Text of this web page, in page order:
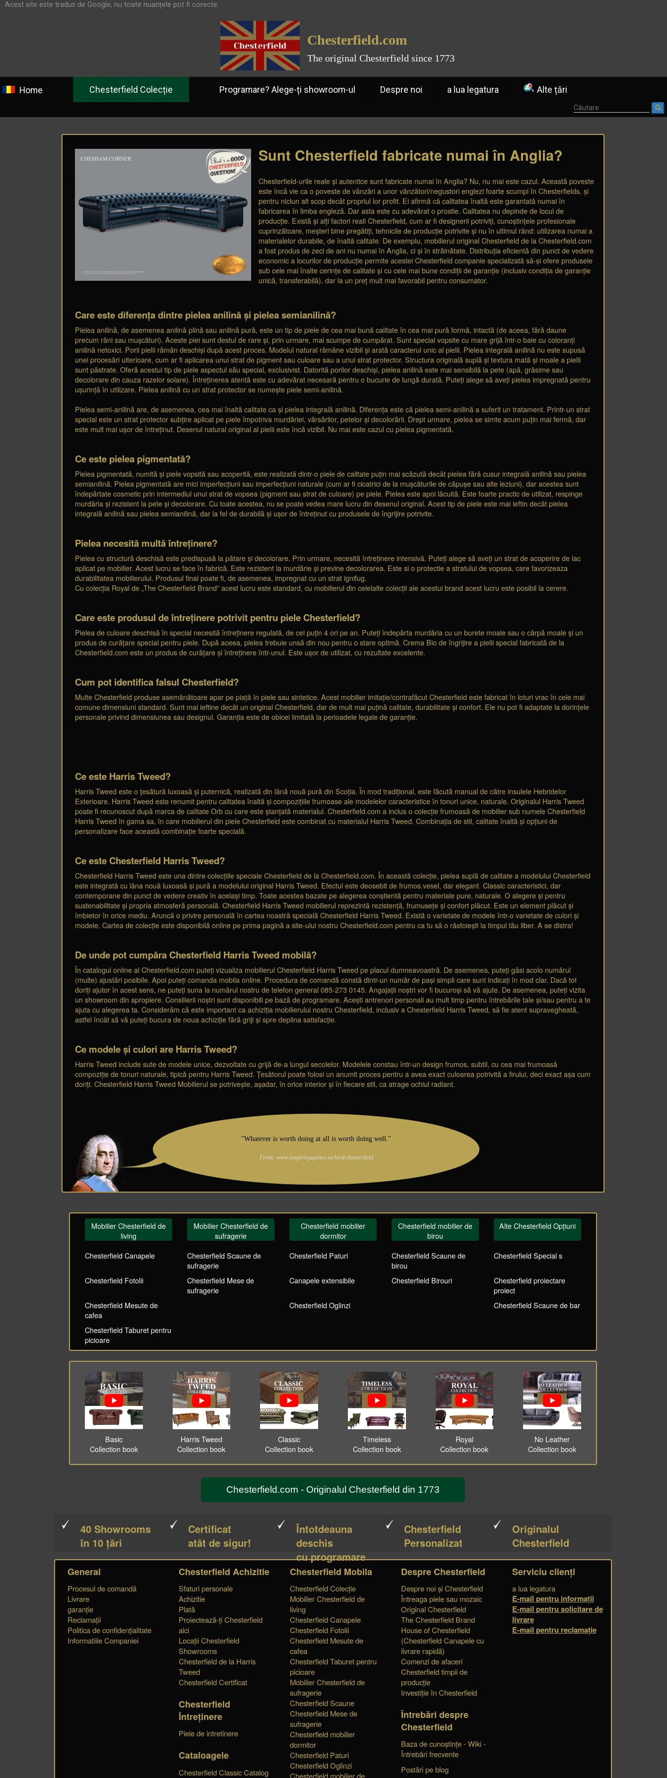
Acest site este tradus de Google, nu toate nuanțele pot fi corecte.
Chesterfield.com
The original Chesterfield since 1773
Home Chesterfield Colecție Programare? Alege-ți showroom-ul Despre noi a lua legatura Alte țări
Sunt Chesterfield fabricate numai în Anglia?
Chesterfield-urile reale și autentice sunt fabricate numai în Anglia? Nu, nu mai este cazul. Această poveste
este încă vie ca o poveste de vânzări a unor vânzători/negustori englezi foarte scumpi în Chesterfields, și
pentru niciun alt scop decât propriul lor profit. Ei afirmă că calitatea înaltă este garantată numai în
fabricarea în limba engleză. Dar asta este cu adevărat o prostie. Calitatea nu depinde de locul de
producție. Există și alți factori reali Chesterfield, cum ar fi designerii potriviți, cunoștințele profesionale
cuprinzătoare, meșteri bine pregătiți, tehnicile de producție potrivite și nu în ultimul rând: utilizarea numai a
materialelor durabile, de înaltă calitate. De exemplu, mobilierul original Chesterfield de la Chesterfield.com
a fost produs de zeci de ani nu numai în Anglia, ci și în străinătate. Distribuția eficientă din punct de vedere
economic a locurilor de producție permite acestei Chesterfield companie specializată să-și ofere produsele
sub cele mai înalte cerințe de calitate și cu cele mai bune condiții de garanție (inclusiv condiția de garanție
unică, transferabilă), dar la un preț mult mai favorabil pentru consumator.
Care este diferența dintre pielea anilină și pielea semianilină?
Pielea anilină, de asemenea anilină plină sau anilină pură, este un tip de piele de cea mai bună calitate în cea mai pură formă, intactă (de aceea, fără daune
precum răni sau mușcături). Aceste piei sunt destul de rare și, prin urmare, mai scumpe de cumpărat. Sunt special vopsite cu mare grijă într-o baie cu coloranți
anilină netoxici. Porii pielii rămân deschiși după acest proces. Modelul natural rămâne vizibil și arată caracterul unic al pielii. Pielea integrală anilină nu este supusă
unei procesări ulterioare, cum ar fi aplicarea unui strat de pigment sau culoare sau a unui strat protector. Structura originală suplă și textura mată și moale a pielii
sunt păstrate. Oferă acestui tip de piele aspectul său special, exclusivist. Datorită porilor deschiși, pielea anilină este mai sensibilă la pete (apă, grăsime sau
decolorare din cauza razelor solare). Întreținerea atentă este cu adevărat necesară pentru o bucurie de lungă durată. Puteți alege să aveți pielea impregnată pentru
ușurință în utilizare. Pielea anilină cu un strat protector se numește piele semi-anilină.
Pielea semi-anilină are, de asemenea, cea mai înaltă calitate ca și pielea integrală anilină. Diferența este că pielea semi-anilină a suferit un tratament. Printr-un strat
special este un strat protector subțire aplicat pe piele împotriva murdăriei, vărsărilor, petelor și decolorării. Drept urmare, pielea se simte acum puțin mai fermă, dar
este mult mai ușor de întreținut. Desenul natural original al pielii este încă vizibil. Nu mai este cazul cu pielea pigmentată.
Ce este pielea pigmentată?
Pielea pigmentată, numită și piele vopsită sau acoperită, este realizată dintr-o piele de calitate puțin mai scăzută decât pielea fără cusur integrală anilină sau pielea
semianilină. Pielea pigmentată are mici imperfecțiuni sau imperfecțiuni naturale (cum ar fi cicatrici de la mușcăturile de căpușe sau alte leziuni), dar acestea sunt
îndepărtate cosmetic prin intermediul unui strat de vopsea (pigment sau strat de culoare) pe piele. Pielea este apoi lăcuită. Este foarte practic de utilizat, respinge
murdăria și rezistent la pete și decolorare. Cu toate acestea, nu se poate vedea mare lucru din desenul original. Acest tip de piele este mai ieftin decât pielea
integrală anilină sau pielea semianilină, dar la fel de durabilă și ușor de întreținut cu produsele de îngrijire potrivite.
Pielea necesită multă întreținere?
Pielea cu structură deschisă este predispusă la pătare și decolorare. Prin urmare, necesită întreținere intensivă. Puteți alege să aveți un strat de acoperire de lac
aplicat pe mobilier. Acest lucru se face în fabrică. Este rezistent la murdărie și previne decolorarea. Este si o protectie a stratului de vopsea, care favorizeaza
durabilitatea mobilierului. Produsul final poate fi, de asemenea, impregnat cu un strat ignifug.
Cu colecția Royal de „The Chesterfield Brand” acest lucru este standard, cu mobilierul din celelalte colecții ale acestui brand acest lucru este posibil la cerere.
Care este produsul de întreținere potrivit pentru piele Chesterfield?
Pielea de culoare deschisă în special necesită întreținere regulată, de cel puțin 4 ori pe an. Puteți îndepărta murdăria cu un burete moale sau o cârpă moale și un
produs de curățare special pentru piele. După aceea, pielea trebuie unsă din nou pentru o stare optimă. Crema Bio de îngrijire a pielii special fabricată de la
Chesterfield.com este un produs de curățare și întreținere într-unul. Este ușor de utilizat, cu rezultate excelente.
Cum pot identifica falsul Chesterfield?
Multe Chesterfield produse asemănătoare apar pe piață în piele sau sintetice. Acest mobilier imitație/contrafăcut Chesterfield este fabricat în loturi vrac în cele mai
comune dimensiuni standard. Sunt mai ieftine decât un original Chesterfield, dar de mult mai puțină calitate, durabilitate și confort. Ele nu pot fi adaptate la dorințele
personale privind dimensiunea sau designul. Garanția este de obicei limitată la perioadele legale de garanție.
Ce este Harris Tweed?
Harris Tweed este o țesătură luxoasă și puternică, realizată din lână nouă pură din Scoția. În mod tradițional, este făcută manual de către insulele Hebridelor
Exterioare. Harris Tweed este renumit pentru calitatea înaltă și compozițiile frumoase ale modelelor caracteristice în tonuri unice, naturale. Originalul Harris Tweed
poate fi recunoscut după marca de calitate Orb cu care este ștanțată materialul. Chesterfield.com a inclus o colecție frumoasă de mobilier sub numele Chesterfield
Harris Tweed în gama sa, în care mobilierul din piele Chesterfield este combinat cu materialul Harris Tweed. Combinația de stil, calitate înaltă și opțiuni de
personalizare face această combinație foarte specială.
Ce este Chesterfield Harris Tweed?
Chesterfield Harris Tweed este una dintre colecțiile speciale Chesterfield de la Chesterfield.com. În această colecție, pielea suplă de calitate a modelului Chesterfield
este integrată cu lâna nouă luxoasă și pură a modelului original Harris Tweed. Efectul este deosebit de frumos.vesel, dar elegant. Classic caracteristici, dar
contemporane din punct de vedere creativ în același timp. Toate acestea bazate pe alegerea conștientă pentru materiale pure, naturale. O alegere și pentru
sustenabilitate și propria atmosferă personală. Chesterfield Harris Tweed mobilierul reprezintă rezistență, frumusețe și confort plăcut. Este un element plăcut și
îmbietor în orice mediu. Aruncă o privire personală în cartea noastră specială Chesterfield Harris Tweed. Există o varietate de modele într-o varietate de culori și
modele. Cartea de colecție este disponibilă online pe prima pagină a site-ului nostru Chesterfield.com pentru ca tu să o răsfoiești la timpul tău liber. A se distra!
De unde pot cumpăra Chesterfield Harris Tweed mobilă?
În catalogul online al Chesterfield.com puteți vizualiza mobilierul Chesterfield Harris Tweed pe placul dumneavoastră. De asemenea, puteți găsi acolo numărul
(multe) ajustări posibile. Apoi puteți comanda mobila online. Procedura de comandă constă dintr-un număr de pași simpli care sunt indicați în mod clar. Dacă tot
doriți ajutor în acest sens, ne puteți suna la numărul nostru de telefon general 085-273 0145. Angajații noștri vor fi bucuroși să vă ajute. De asemenea, puteți vizita
un showroom din apropiere. Consilierii noștri sunt disponibili pe bază de programare. Acești antrenori personali au mult timp pentru întrebările tale și/sau pentru a te
ajuta cu alegerea ta. Considerăm că este important ca achiziția mobilierului nostru Chesterfield, inclusiv a Chesterfield Harris Tweed, să fie atent supravegheată,
astfel încât să vă puteți bucura de noua achiziție fără griji și spre deplina satisfacție.
Ce modele și culori are Harris Tweed?
Harris Tweed include sute de modele unice, dezvoltate cu grijă de-a lungul secolelor. Modelele constau într-un design frumos, subtil, cu cea mai frumoasă
compoziție de tonuri naturale, tipică pentru Harris Tweed. Țesătorul poate folosi un anumit proces pentru a avea exact culoarea potrivită a firului, deci exact așa cum
doriți. Chesterfield Harris Tweed Mobilierul se potrivește, așadar, în orice interior și în fiecare stil, ca atrage ochiul radiant.
"Whatever is worth doing at all is worth doing well."
From: www.inspiringquotes.us/lord-chesterfield
Mobilier Chesterfield de
living
Chesterfield Canapele
Chesterfield Fotolii
Chesterfield Mesute de
cafea
Chesterfield Taburet pentru
picioare
Mobilier Chesterfield de
sufragerie
Chesterfield Scaune de
sufragerie
Chesterfield Mese de
sufragerie
Chesterfield mobilier
dormitor
Chesterfield Paturi
Canapele extensibile
Chesterfield Oglinzi
Chesterfield mobilier de
birou
Chesterfield Scaune de
birou
Chesterfield Birouri
Alte Chesterfield Opțiuni
Chesterfield Special s
Chesterfield proiectare
proiect
Chesterfield Scaune de bar
Basic
Collection book
Harris Tweed
Collection book
Classic
Collection book
Timeless
Collection book
Royal
Collection book
No Leather
Collection book
Chesterfield.com - Originalul Chesterfield din 1773
40 Showrooms
în 10 țări
Certificat
atât de sigur!
Întotdeauna
deschis
cu programare
Chesterfield
Personalizat
Originalul
Chesterfield
General
Procesul de comandă
Livrare
garanție
Reclamații
Politica de confidențialitate
Informatiile Companiei
Chesterfield Achizitie
Sfaturi personale
Achizitie
Plată
Proiectează-ți Chesterfield
aici
Locații Chesterfield
Showrooms
Chesterfield de la Harris
Tweed
Chesterfield Certificat
Chesterfield
Întreținere
Piele de intretinere
Cataloagele
Chesterfield Classic Catalog
Chesterfield Mobila
Chesterfield Colecție
Mobilier Chesterfield de
living
Chesterfield Canapele
Chesterfield Fotolii
Chesterfield Mesute de
cafea
Chesterfield Taburet pentru
picioare
Mobilier Chesterfield de
sufragerie
Chesterfield Scaune
Chesterfield Mese de
sufragerie
Chesterfield mobilier
dormitor
Chesterfield Paturi
Chesterfield Oglinzi
Despre Chesterfield
Despre noi și Chesterfield
Întreaga piele sau mozaic
Original Chesterfield
The Chesterfield Brand
House of Chesterfield
(Chesterfield Canapele cu
livrare rapidă)
Comenzi de afaceri
Chesterfield timpii de
producție
Investiție în Chesterfield
Întrebări despre
Chesterfield
Baza de cunoștințe - Wiki -
Întrebări frecvente
Postări pe blog
Serviciu clienți
a lua legatura
E-mail pentru informații
E-mail pentru solicitare de
livrare
E-mail pentru reclamație